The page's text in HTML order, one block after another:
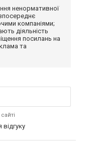
ненормативної
компаніями;
діяльність
посилань на
та